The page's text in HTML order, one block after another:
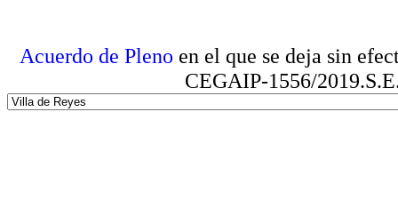
Acuerdo de Pleno en el que se deja sin
CEGAIP-1556/